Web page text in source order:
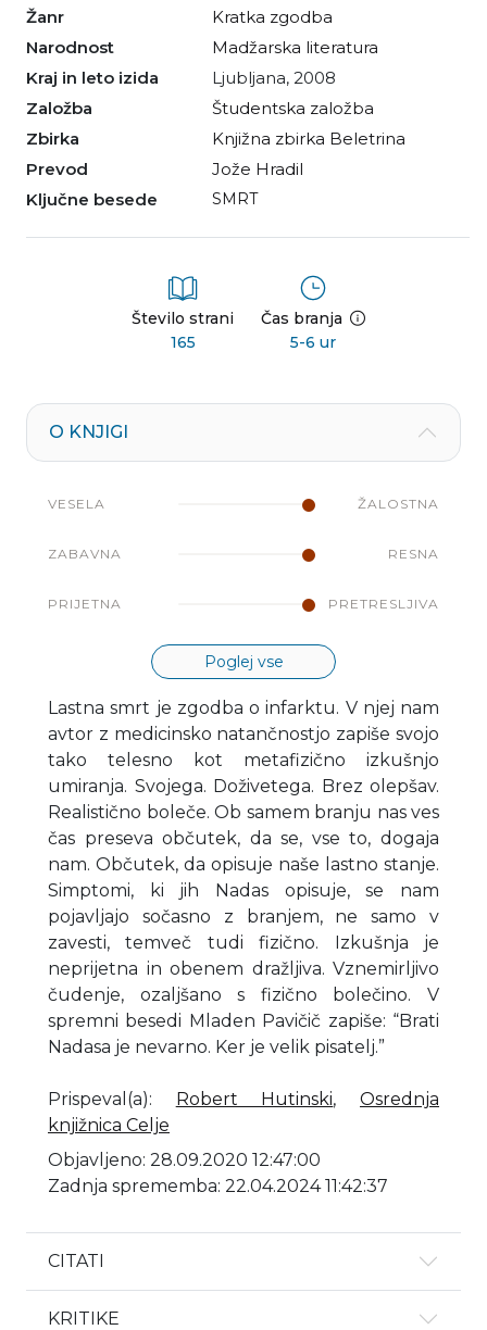
Žanr
kratka zgodba
Narodnost
madžarska literatura
Kraj in leto izida
Ljubljana, 2008
Založba
Študentska založba
Zbirka
Knjižna zbirka Beletrina
Prevod
Jože Hradil
Ključne besede
SMRT
Število strani
165
Čas branja
5-6 ur
O KNJIGI
VESELA ŽALOSTNA
ZABAVNA RESNA
PRIJETNA PRETRESLJIVA
Poglej vse
Lastna smrt je zgodba o infarktu. V njej nam
avtor z medicinsko natančnostjo zapiše svojo
tako telesno kot metafizično izkušnjo
umiranja. Svojega. Doživetega. Brez olepšav.
Realistično boleče. Ob samem branju nas ves
čas preseva občutek, da se, vse to, dogaja
nam. Občutek, da opisuje naše lastno stanje.
Simptomi, ki jih Nadas opisuje, se nam
pojavljajo sočasno z branjem, ne samo v
zavesti, temveč tudi fizično. Izkušnja je
neprijetna in obenem dražljiva. Vznemirljivo
čudenje, ozaljšano s fizično bolečino. V
spremni besedi Mladen Pavičič zapiše: “Brati
Nadasa je nevarno. Ker je velik pisatelj.”
Prispeval(a): Robert Hutinski,Osrednja
knjižnica Celje
Objavljeno: 28.09.2020 12:47:00
Zadnja sprememba: 22.04.2024 11:42:37
CITATI
KRITIKE